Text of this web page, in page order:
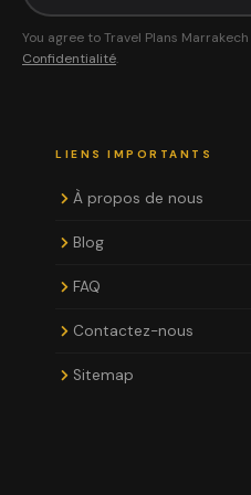
You agree to Travel Plans Marrakech
Confidentialité.
LIENS IMPORTANTS
À propos de nous
Blog
FAQ
Contactez-nous
Sitemap